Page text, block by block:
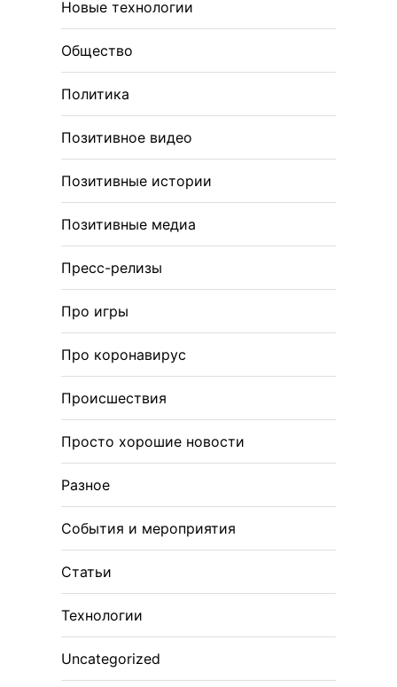
Новые технологии
Общество
Политика
Позитивное видео
Позитивные истории
Позитивные медиа
Пресс-релизы
Про игры
Про коронавирус
Происшествия
Просто хорошие новости
Разное
События и мероприятия
Статьи
Технологии
Uncategorized